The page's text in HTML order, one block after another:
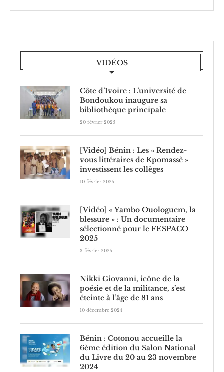
VIDÉOS
Côte d’Ivoire : L’université de
Bondoukou inaugure sa
bibliothèque principale
20 février 2025
[Vidéo] Bénin : Les « Rendez-
vous littéraires de Kpomassè »
investissent les collèges
10 février 2025
[Vidéo] « Yambo Ouologuem, la
blessure » : Un documentaire
sélectionné pour le FESPACO
2025
3 février 2025
Nikki Giovanni, icône de la
poésie et de la militance, s’est
éteinte à l’âge de 81 ans
10 décembre 2024
Bénin : Cotonou accueille la
6ème édition du Salon National
du Livre du 20 au 23 novembre
2024